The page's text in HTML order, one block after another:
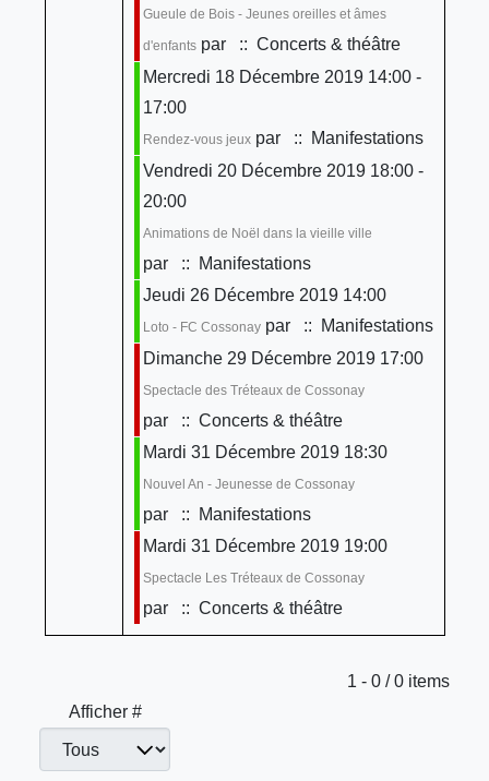
Gueule de Bois - Jeunes oreilles et âmes
d'enfantspar
:: Concerts & théâtre
Mercredi 18 Décembre 2019 14:00 -
17:00
Rendez-vous jeuxpar
:: Manifestations
Vendredi 20 Décembre 2019 18:00 -
20:00
Animations de Noël dans la vieille ville
par
:: Manifestations
Jeudi 26 Décembre 2019 14:00
Loto - FC Cossonaypar
:: Manifestations
Dimanche 29 Décembre 2019 17:00
Spectacle des Tréteaux de Cossonay
par
:: Concerts & théâtre
Mardi 31 Décembre 2019 18:30
Nouvel An - Jeunesse de Cossonay
par
:: Manifestations
Mardi 31 Décembre 2019 19:00
Spectacle Les Tréteaux de Cossonay
par :: Concerts & théâtre
Limite de la pagination
1 - 0 / 0 items
Afficher #